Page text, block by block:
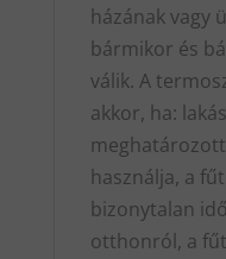
házának vagy
bármikor és
válik. A
akkor, ha:
használja, a
bizonytalan
otthonról, a